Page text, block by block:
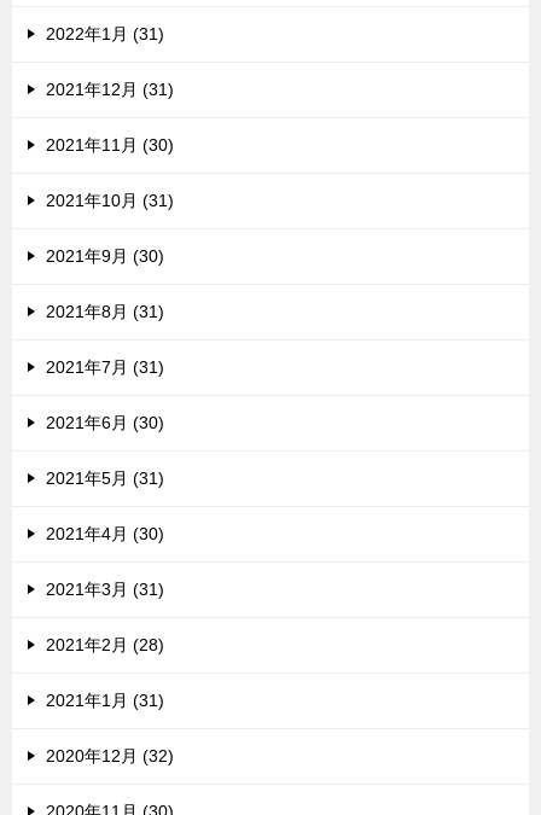
2022年1月 (31)
2021年12月 (31)
2021年11月 (30)
2021年10月 (31)
2021年9月 (30)
2021年8月 (31)
2021年7月 (31)
2021年6月 (30)
2021年5月 (31)
2021年4月 (30)
2021年3月 (31)
2021年2月 (28)
2021年1月 (31)
2020年12月 (32)
2020年11月 (30)